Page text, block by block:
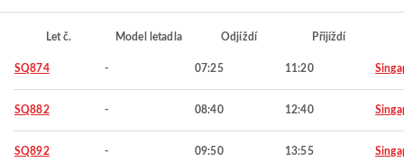
Let č. Model letadla Odjíždí Přijíždí
SQ874 - 07:25 11:20
SQ882 - 08:40 12:40
SQ892 - 09:50 13:55